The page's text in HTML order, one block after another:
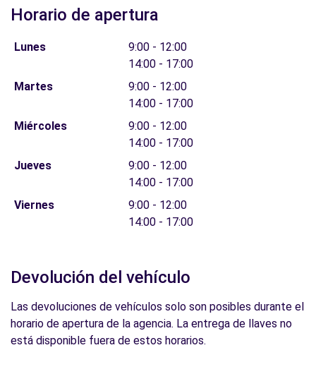
Horario de apertura
Lunes
9:00 - 12:00
14:00 - 17:00
Martes
9:00 - 12:00
14:00 - 17:00
Miércoles
9:00 - 12:00
14:00 - 17:00
Jueves
9:00 - 12:00
14:00 - 17:00
Viernes
9:00 - 12:00
14:00 - 17:00
Devolución del vehículo
Las devoluciones de vehículos solo son posibles durante el
horario de apertura de la agencia. La entrega de llaves no
está disponible fuera de estos horarios.